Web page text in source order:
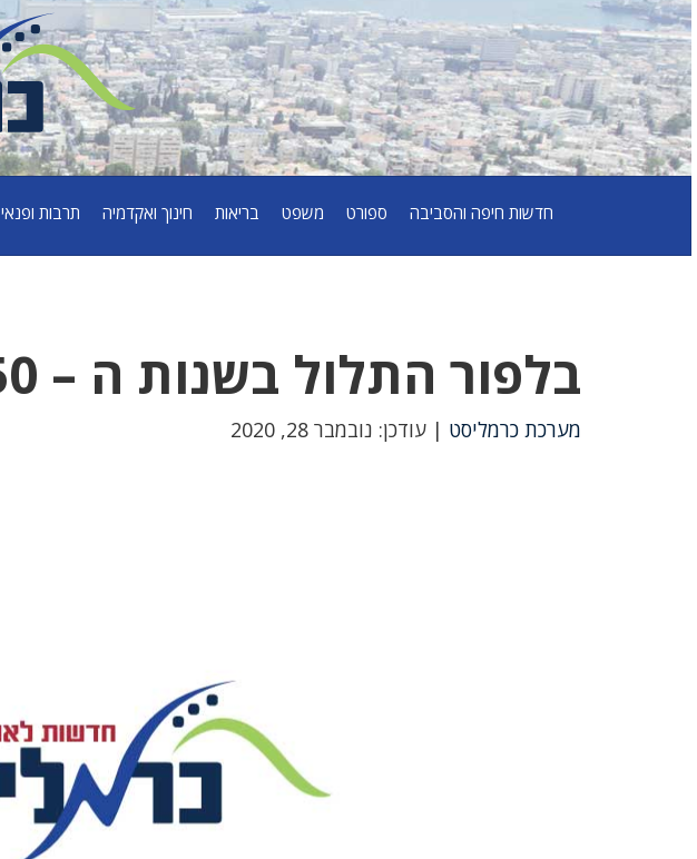
חדשות חיפה והסביבה ספורט משפט בריאות חינוך ואקדמיה תרבות ופנאי
בלפור התלול בשנות ה – 50
מערכת כרמליסט | עודכן: נובמבר 28, 2020